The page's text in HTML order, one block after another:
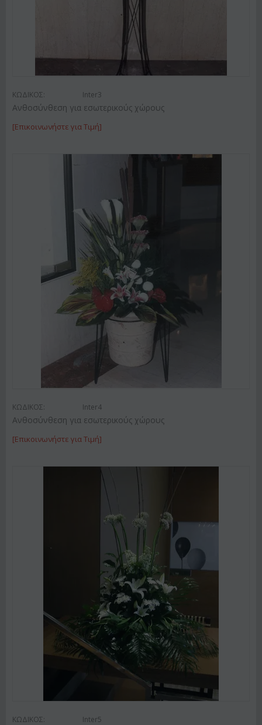
ΚΩΔΙΚΟΣ: Inter3
Ανθοσύνθεση για εσωτερικούς χώρους
[Επικοινωνήστε για Τιμή]
ΚΩΔΙΚΟΣ: Inter4
Ανθοσύνθεση για εσωτερικούς χώρους
[Επικοινωνήστε για Τιμή]
ΚΩΔΙΚΟΣ: Inter5